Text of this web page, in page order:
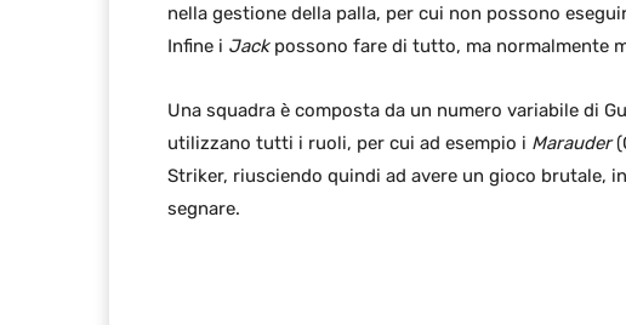
nella gestione della palla, per cui non possono
Infine i Jackpossono fare di tutto, ma normalmente
Una squadra è composta da un numero variabile di
utilizzano tutti i ruoli, per cui ad esempio i Marauder
Striker, riusciendo quindi ad avere un gioco brutale,
segnare.